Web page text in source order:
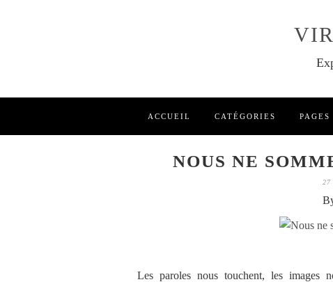
ACCUEIL CATÉGORIES PAGES
NOUS NE
27
Les paroles nous touchent, les images